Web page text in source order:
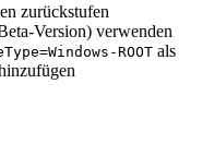
zurückstufen
Version) verwenden
ROOT als